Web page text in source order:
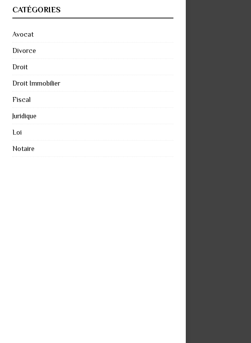
CATÉGORIES
Avocat
Divorce
Droit
Droit Immobilier
Fiscal
Juridique
Loi
Notaire